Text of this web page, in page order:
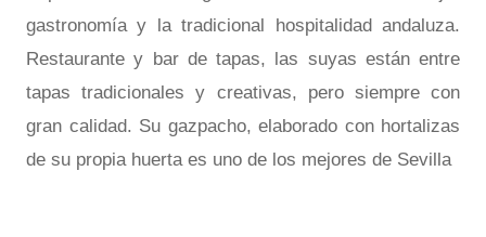
gastronomía y la tradicional hospitalidad andaluza.
Restaurante y bar de tapas, las suyas están entre
tapas tradicionales y creativas, pero siempre con
gran calidad. Su gazpacho, elaborado con hortalizas
de su propia huerta es uno de los mejores de Sevilla